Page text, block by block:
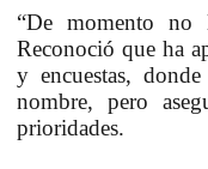
“De momento no
Reconoció que ha
y encuestas,
nombre, pero
prioridades.